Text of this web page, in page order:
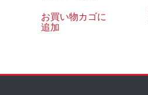
お買い物カゴに
追加